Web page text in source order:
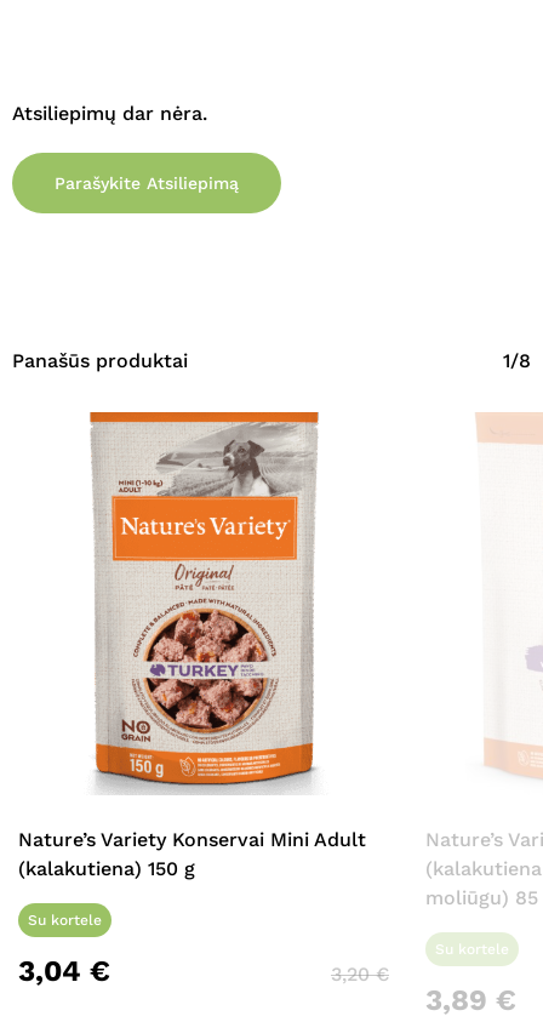
Atsiliepimų dar nėra.
Parašykite Atsiliepimą
Panašūs produktai 1/8
Nature’s Variety Konservai Mini Adult
(kalakutiena) 150 g
Su kortele
3,04 € 3,20€
Nature’s
moliūgu) 85
Su kortele
3,89 €